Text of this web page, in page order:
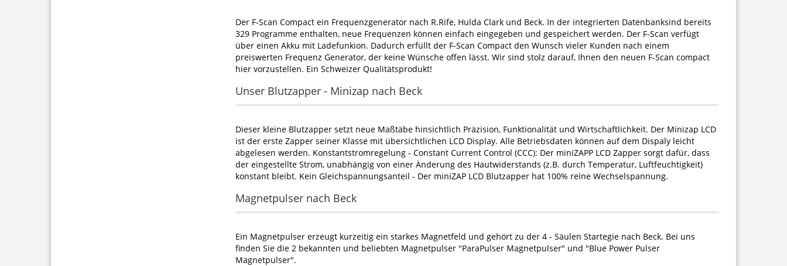
Der F-Scan Compact ein Frequenzgenerator nach R.Rife, Hulda Clark und Beck. In der integrierten Datenbanksind bereits
329 Programme enthalten, neue Frequenzen können einfach eingegeben und gespeichert werden. Der F-Scan verfügt
über einen Akku mit Ladefunkion. Dadurch erfüllt der F-Scan Compact den Wunsch vieler Kunden nach einem
preiswerten Frequenz Generator, der keine Wünsche offen lässt. Wir sind stolz darauf, Ihnen den neuen F-Scan compact
hier vorzustellen. Ein Schweizer Qualitätsprodukt!
Unser Blutzapper - Minizap nach Beck
Dieser kleine Blutzapper setzt neue Maßtäbe hinsichtlich Präzision, Funktionalität und Wirtschaftlichkeit. Der Minizap LCD
ist der erste Zapper seiner Klasse mit übersichtlichen LCD Display. Alle Betriebsdaten können auf dem Dispaly leicht
abgelesen werden. Konstantstromregelung - Constant Current Control (CCC): Der miniZAPP LCD Zapper sorgt dafür, dass
der eingestellte Strom, unabhängig von einer Änderung des Hautwiderstands (z.B. durch Temperatur, Luftfeuchtigkeit)
konstant bleibt. Kein Gleichspannungsanteil - Der miniZAP LCD Blutzapper hat 100% reine Wechselspannung.
Magnetpulser nach Beck
Ein Magnetpulser erzeugt kurzeitig ein starkes Magnetfeld und gehört zu der 4 - Säulen Startegie nach Beck. Bei uns
finden Sie die 2 bekannten und beliebten Magnetpulser "ParaPulser Magnetpulser" und "Blue Power Pulser
Magnetpulser".